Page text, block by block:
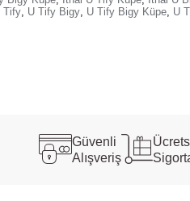
Tify, U Tify Bigy, U Tify Bigy Küpe, U
Güvenli
Alışveriş